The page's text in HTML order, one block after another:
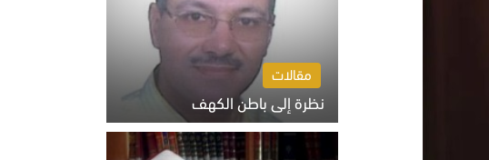
مقالات
نظرة إلى باطن الكهف
السبت 8 أغسطس 2026 11:04 ص